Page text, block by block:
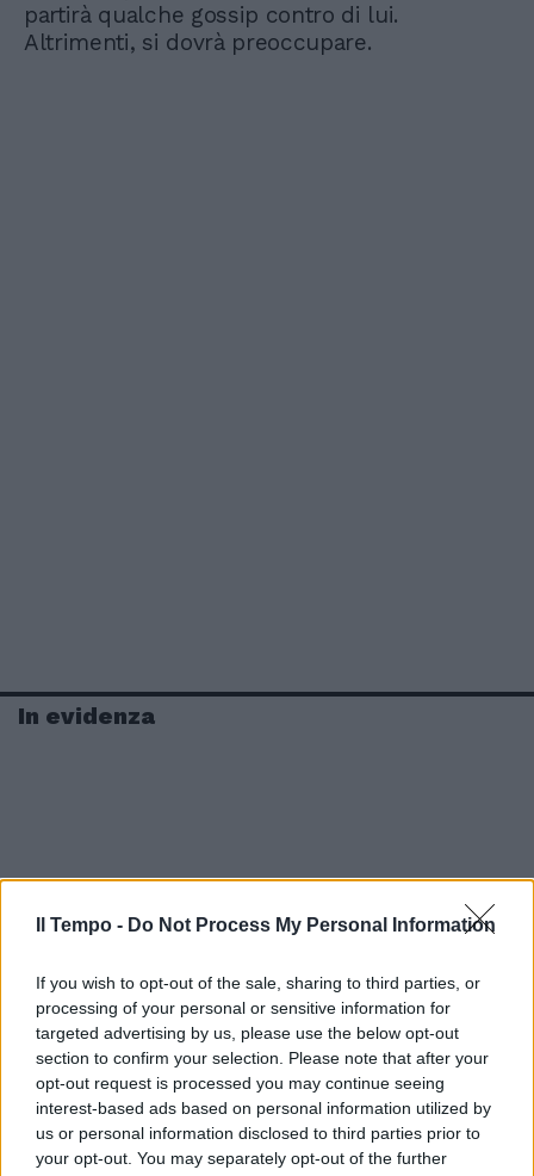
Il Tempo - Do Not Process My Personal Information
If you wish to opt-out of the sale, sharing to third parties, or
processing of your personal or sensitive information for
targeted advertising by us, please use the below opt-out
section to confirm your selection. Please note that after your
opt-out request is processed you may continue seeing
interest-based ads based on personal information utilized by
us or personal information disclosed to third parties prior to
your opt-out. You may separately opt-out of the further
partirà qualche gossip contro di lui.
Altrimenti, si dovrà preoccupare.
In evidenza